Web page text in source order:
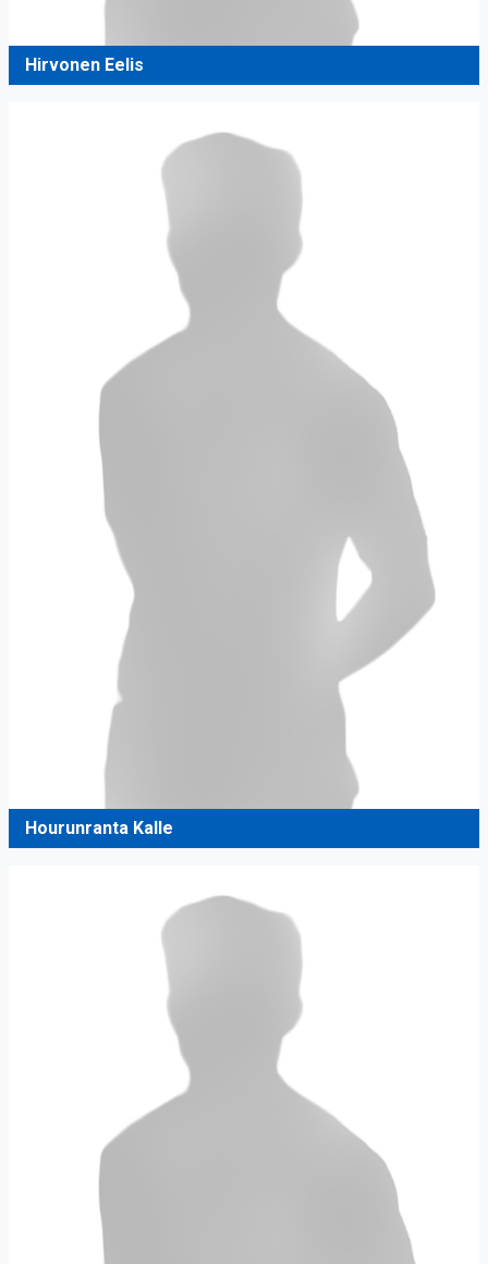
Hirvonen Eelis
Hourunranta Kalle